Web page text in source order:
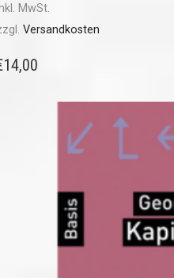
MwSt.
Versandkosten
14,00